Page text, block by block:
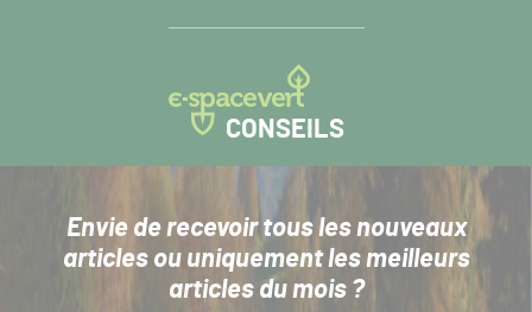
CONSEILS
Envie de recevoir tous les nouveaux
articlesou uniquement les meilleurs
articles du mois ?